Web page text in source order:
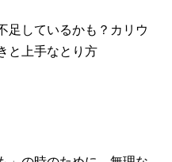
足しているかも？カリウ
と上手なとり方